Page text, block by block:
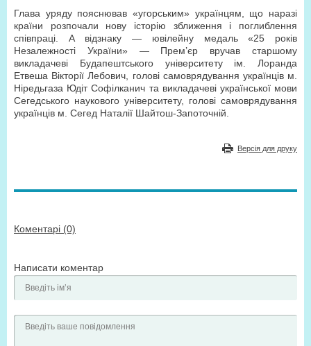
Глава уряду пояснював «угорським» українцям, що наразі
країни розпочали нову історію зближення і поглиблення
співпраці. А відзнаку — ювілейну медаль «25 років
Незалежності України» — Прем’єр вручав старшому
викладачеві Будапештського університету ім. Лоранда
Етвеша Вікторії Лебович, голові самоврядування українців м.
Ніредьгаза Юдіт Софілканич та викладачеві української мови
Сегедського наукового університету, голові самоврядування
українців м. Сегед Наталії Шайтош-Запоточній.
Версія для друку
Коментарі (0)
Написати коментар